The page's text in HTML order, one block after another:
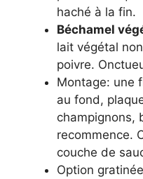
haché à la fin.
Béchamel
lait végétal
poivre.
Montage: une
au fond,
champignons,
recommence.
couche de
Option